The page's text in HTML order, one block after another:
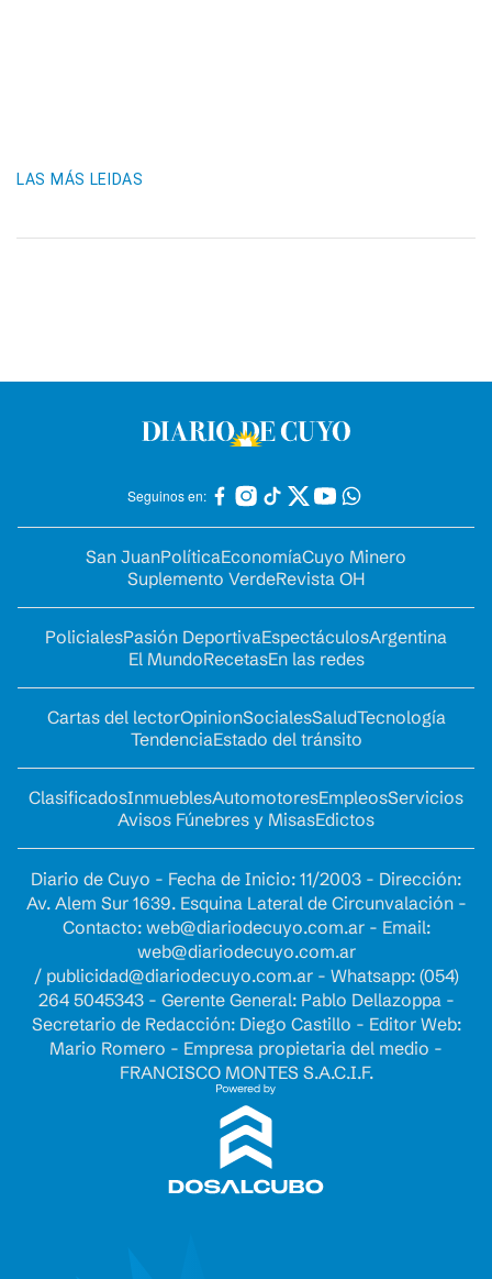
LAS MÁS LEIDAS
Seguinos en:
San JuanPolíticaEconomíaCuyo Minero
Suplemento VerdeRevista OH
PolicialesPasión DeportivaEspectáculosArgentina
El MundoRecetasEn las redes
Cartas del lectorOpinionSocialesSaludTecnología
TendenciaEstado del tránsito
ClasificadosInmueblesAutomotoresEmpleosServicios
Avisos Fúnebres y MisasEdictos
Diario de Cuyo - Fecha de Inicio: 11/2003 - Dirección:
Av. Alem Sur 1639. Esquina Lateral de Circunvalación -
Contacto: web@diariodecuyo.com.ar- Email:
web@diariodecuyo.com.ar
/ publicidad@diariodecuyo.com.ar- Whatsapp: (054)
264 5045343 - Gerente General: Pablo Dellazoppa -
Secretario de Redacción: Diego Castillo - Editor Web:
Mario Romero - Empresa propietaria del medio -
FRANCISCO MONTES S.A.C.I.F.